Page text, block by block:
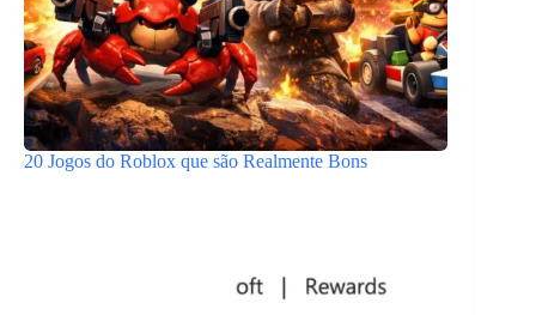
20 Jogos do Roblox que são Realmente Bons